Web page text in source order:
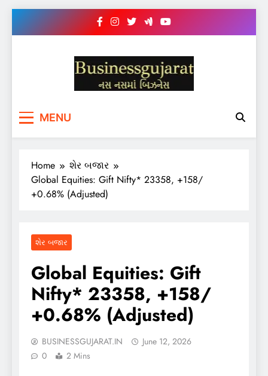
BUSINESS GUJARAT
MENU
Home
શેર બજાર
Global Equities: Gift Nifty* 23358, +158/
+0.68% (Adjusted)
શેર બજાર
Global Equities: Gift
Nifty* 23358, +158/
+0.68% (Adjusted)
BUSINESSGUJARAT.IN
June 12, 2026
0
2 Mins